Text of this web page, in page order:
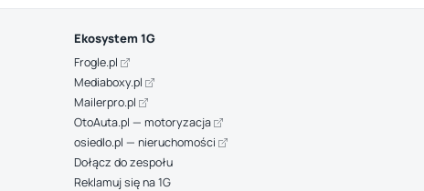
Ekosystem 1G
Frogle.pl
Mediaboxy.pl
Mailerpro.pl
OtoAuta.pl — motoryzacja
osiedlo.pl — nieruchomości
Dołącz do zespołu
Reklamuj się na 1G